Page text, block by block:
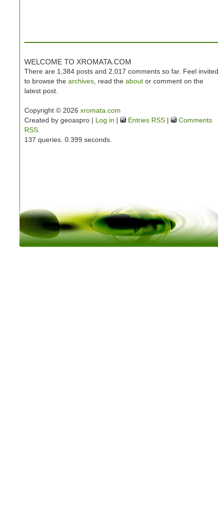
WELCOME TO XROMATA.COM
There are 1,384 posts and 2,017 comments so far. Feel invited
to browse the archives , read the about or comment on the
latest post.
Copyright © 2026 xromata.com
Created by geoaspro | Log in | Entries RSS |
Comments
RSS
137 queries. 0.399 seconds.